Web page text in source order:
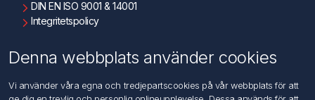
DIN EN ISO 9001 & 14001
Integritetspolicy
Kontakta oss
Denna webbplats använder cookies
Vi använder våra egna och tredjepartscookies på vår webbplats för att